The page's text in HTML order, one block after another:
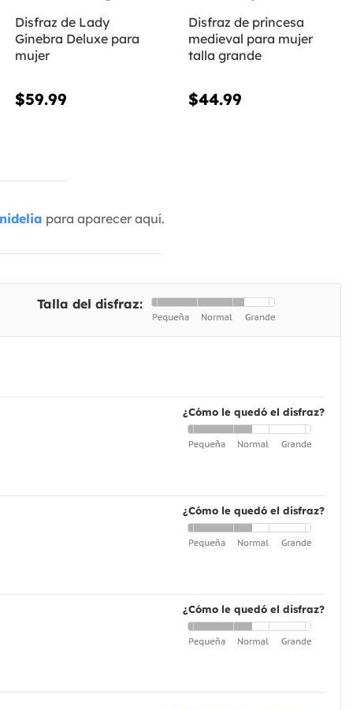
Disfraz de Lady
Ginebra Deluxe para
mujer
$59.99
Disfraz de princesa
medieval para mujer
talla grande
$44.99
para aparecer aquí.
Talla del disfraz:
¿Cómo le quedó el disfraz?
¿Cómo le quedó el disfraz?
¿Cómo le quedó el disfraz?